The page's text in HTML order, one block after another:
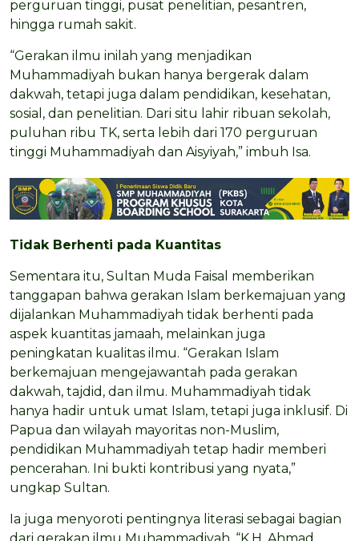
perguruan tinggi, pusat penelitian, pesantren,
hingga rumah sakit.
“Gerakan ilmu inilah yang menjadikan
Muhammadiyah bukan hanya bergerak dalam
dakwah, tetapi juga dalam pendidikan, kesehatan,
sosial, dan penelitian. Dari situ lahir ribuan sekolah,
puluhan ribu TK, serta lebih dari 170 perguruan
tinggi Muhammadiyah dan Aisyiyah,” imbuh Isa.
Tidak Berhenti pada Kuantitas
Sementara itu, Sultan Muda Faisal memberikan
tanggapan bahwa gerakan Islam berkemajuan yang
dijalankan Muhammadiyah tidak berhenti pada
aspek kuantitas jamaah, melainkan juga
peningkatan kualitas ilmu. “Gerakan Islam
berkemajuan mengejawantah pada gerakan
dakwah, tajdid, dan ilmu. Muhammadiyah tidak
hanya hadir untuk umat Islam, tetapi juga inklusif. Di
Papua dan wilayah mayoritas non-Muslim,
pendidikan Muhammadiyah tetap hadir memberi
pencerahan. Ini bukti kontribusi yang nyata,”
ungkap Sultan.
Ia juga menyoroti pentingnya literasi sebagai bagian